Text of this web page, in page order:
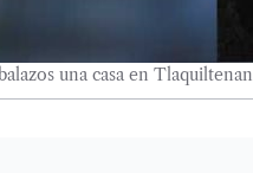
una casa en